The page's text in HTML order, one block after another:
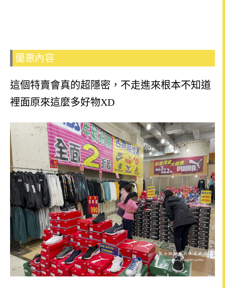
優惠內容
這個特賣會真的超隱密，不走進來根本不知道
裡面原來這麼多好物XD